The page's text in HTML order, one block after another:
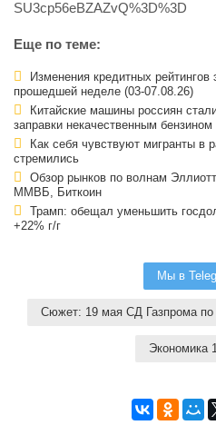
SU3cp56eBZAZvQ%3D%3D
Еще по теме:
Изменения кредитных рейтингов
прошедшей неделе (03-07.08.26)
Китайские машины россиян
заправки некачественным
Как себя чувствуют мигранты в
стремились
Обзор рынков по волнам
ММВБ, Биткоин
Трамп: обещал уменьшить
+22% г/г
Мы в
Сюжет: 19 мая СД Газпрома по
Экономика